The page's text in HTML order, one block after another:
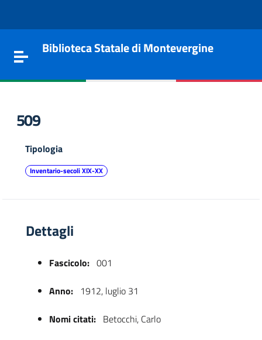
Toggle navigation
Biblioteca Statale di Montevergine
509
Tipologia
Inventario-secoli XIX-XX
Dettagli
Fascicolo: 001
Anno: 1912, luglio 31
Nomi citati: Betocchi, Carlo